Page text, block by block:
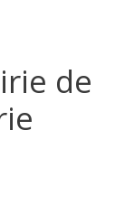
de